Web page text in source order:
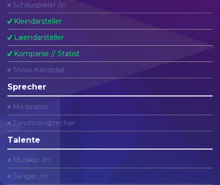
Schauspieler /in
Kleindarsteller
Laiendarsteller
Komparse // Statist
Show-Kandidat
Sprecher
Moderator
Synchronsprecher
Talente
Musiker /in
Sänger /in